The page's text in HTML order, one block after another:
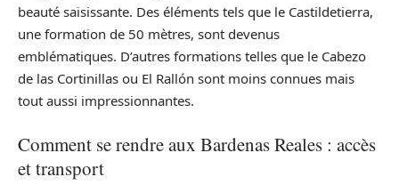
beauté saisissante. Des éléments tels que le Castildetierra,
une formation de 50 mètres, sont devenus
emblématiques. D’autres formations telles que le Cabezo
de las Cortinillas ou El Rallón sont moins connues mais
tout aussi impressionnantes.
Comment se rendre aux Bardenas Reales : accès
et transport